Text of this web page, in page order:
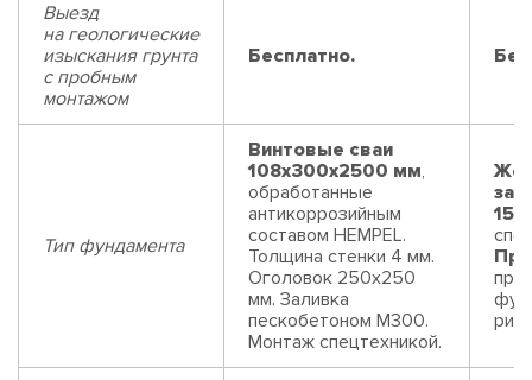
Выезд
на геологические
изыскания грунта
с пробным
монтажом
Бесплатно.
Тип фундамента
Винтовые сваи
108x300x2500 мм,
обработанные
антикоррозийным
составом HEMPEL.
Толщина стенки 4 мм.
Оголовок 250х250
мм. Заливка
пескобетоном М300.
Монтаж спецтехникой.